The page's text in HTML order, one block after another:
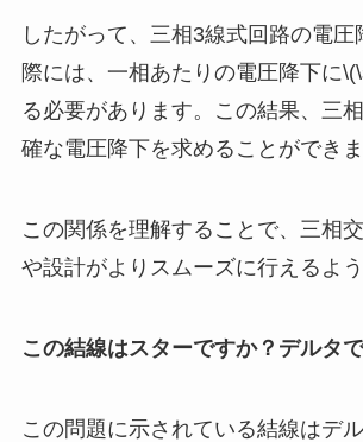
したがって、三相3線式回路の電圧
際には、一相あたりの電圧降下に
る必要があります。この結果、三
確な電圧降下を求めることができま
この関係を理解することで、三相
や設計がよりスムーズに行えるよう
この結線はスターですか？デルタ
この問題に示されている結線はデル